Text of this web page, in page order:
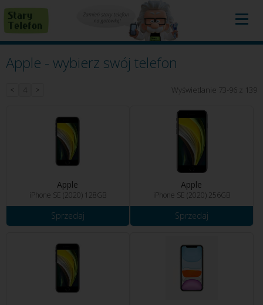
Apple - wybierz swój telefon
< 4 > Wyświetlanie 73-96 z 139
Apple
iPhone SE (2020) 128GB
Sprzedaj
Apple
iPhone SE (2020) 256GB
Sprzedaj